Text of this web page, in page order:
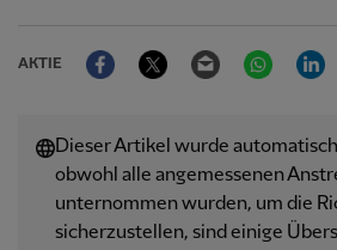
AKTIE
FacebookTwitter Email
Dieser Artikel wurde
obwohl alle angemessenen
unternommen wurden, um die
sicherzustellen, sind einige